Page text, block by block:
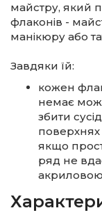
майстру, який
флаконів -
манікюру або
Завдяки їй:
кожен
немає
збити
поверхнях
якщо
ряд не
акриловою